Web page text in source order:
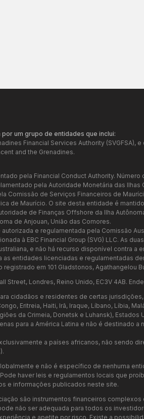
por um grupo de entidades que inclui:
Financial Services Authority
and the Grenadines.
pela Financial Conduct Authority.
pela Autoridade Monetária das
Comissão de Serviços Financeiros de
de Maurício. O site desta entidade é
de Finanças Offshore da Ilha
de Anjouan, União das Comores.
autorizada e regulamentada pela Comissão
à EBC Financial Group (SVG) LLC. As
e não há recurso disponível contra a
entidades licenciadas e regulamentadas
em 101 Gladstonos, Agathangelou
Street, Londres, Reino Unido, EC3V 4AB.
cidadãos e residentes de certas
Eritreia, Haiti, Irã, Iraque, Líbano, Líbia,
da Crimeia, Donetsk e Luhansk), Estados
para a América Latina e não é destinado a
a países africanos, não sendo
e não é específico de nenhuma
haver leis e regulamentos locais que
e informações publicados neste site.
são instrumentos financeiros
não ser adequada para todos os
e apetite por risco. Existe a